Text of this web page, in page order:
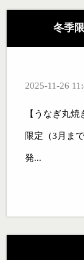
冬季
2025-11-26
【うなぎ丸
限定（3月ま
発...